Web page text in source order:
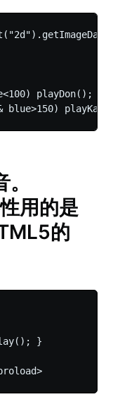
playDon();
用的是
的
}